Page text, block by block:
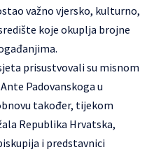
važno vjersko, kulturno,
koje okuplja brojne
prisustvovali su misnom
Padovanskoga u
također, tijekom
Republika Hrvatska,
i predstavnici